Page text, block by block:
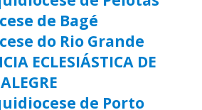
de Bagé
do Rio Grande
ECLESIÁSTICA DE
de Porto